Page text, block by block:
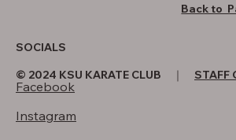
SOCIALS
Facebook
Instagram
Back to
© 2024 KSU KARATE CLUB ｜ STAFF